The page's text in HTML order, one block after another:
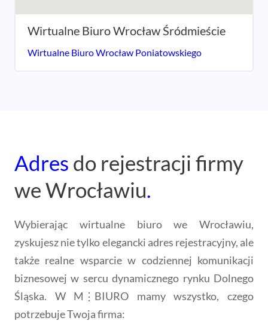
Wirtualne Biuro Wrocław Śródmieście
Wirtualne Biuro Wrocław Poniatowskiego
Adres do rejestracji firmy
we Wrocławiu.
Wybierając wirtualne biuro we Wrocławiu,
zyskujesz nie tylko elegancki adres rejestracyjny, ale
także realne wsparcie w codziennej komunikacji
biznesowej w sercu dynamicznego rynku Dolnego
Śląska. W M⋮BIURO mamy wszystko, czego
potrzebuje Twoja firma: